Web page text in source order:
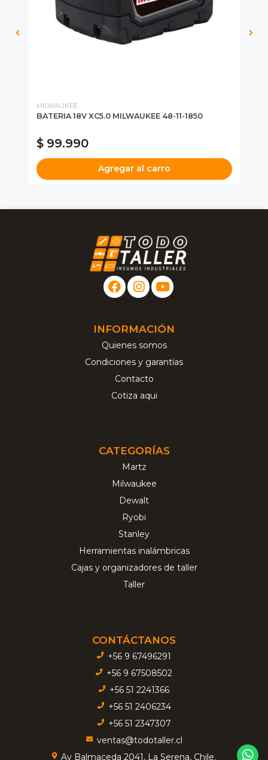
MILWAUKEE
BATERIA 18V XC5.0 MILWAUKEE 48-11-1850
$ 99.990
Agregar al carro
INFORMACIÓN
Quienes somos
Condiciones y garantías
Contacto
Cotiza aqui
CATEGORÍAS
Martz
Milwaukee
Dewalt
Ryobi
Stanley
Herramientas inalámbricas
Cajas y organizadores de taller
Taller
CONTÁCTANOS
+56 9 67496291
+56 9 67508502
+56 51 2241366
+56 51 2406234
+56 51 2347307
ventas@todotaller.cl
Av Balmaceda 2041, La Serena, Chile.